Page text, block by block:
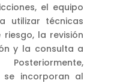
el equipo
utilizar técnicas
la revisión
y la consulta a
se incorporan al